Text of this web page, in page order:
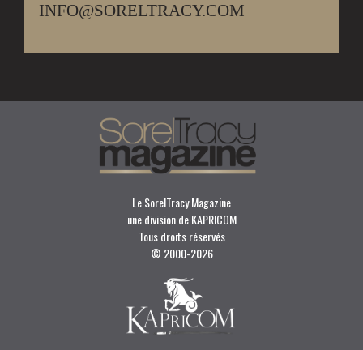
INFO@SORELTRACY.COM
Le SorelTracy Magazine
une division de KAPRICOM
Tous droits réservés
© 2000-2026